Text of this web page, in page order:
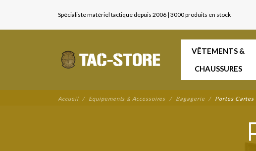
Spécialiste matériel tactique depuis 2006 | 3000 produits en stock
VÊTEMENTS &
CHAUSSURES
Accueil Equipements & Accessoires Bagagerie Portes Cartes